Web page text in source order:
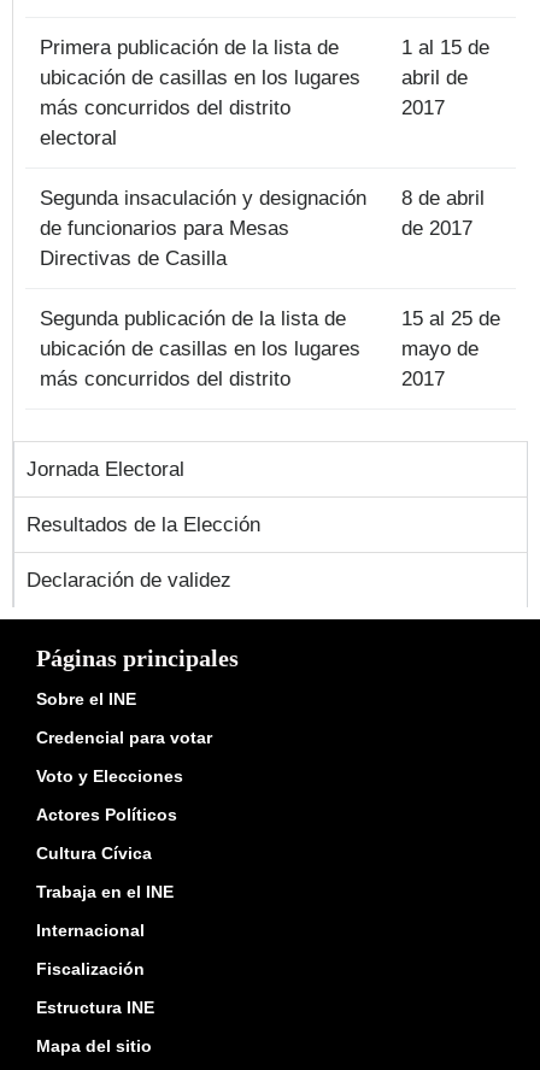
Primera publicación de la lista de
ubicación de casillas en los lugares
más concurridos del distrito
electoral
1 al 15 de
abril de
2017
Segunda insaculación y designación
de funcionarios para Mesas
Directivas de Casilla
8 de abril
de 2017
Segunda publicación de la lista de
ubicación de casillas en los lugares
más concurridos del distrito
15 al 25 de
mayo de
2017
Jornada Electoral
Resultados de la Elección
Declaración de validez
Páginas principales
Sobre el INE
Credencial para votar
Voto y Elecciones
Actores Políticos
Cultura Cívica
Trabaja en el INE
Internacional
Fiscalización
Estructura INE
Mapa del sitio